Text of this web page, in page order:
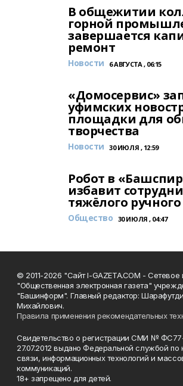
В общежитии
горной
завершается
ремонт
Новости 6 АВГУСТА , 06:15
«Домосервис»
уфимских
площадки для
творчества
Новости 30 ИЮЛЯ , 12:59
Робот в
избавит
тяжёлого
Общество 30 ИЮЛЯ , 04:47
© 2011-2026 "Сайт I-GAZETA.COM - Сетевое
"Общественная электронная газета"
"Башинформ". Главный редактор:
Михайлович.
Правила применения рекомендательных
Свидетельство о регистрации СМИ №
27.07.2012 выдано Федеральной службой по
связи, информационных технологий и
коммуникаций.
18+ запрещено для детей.